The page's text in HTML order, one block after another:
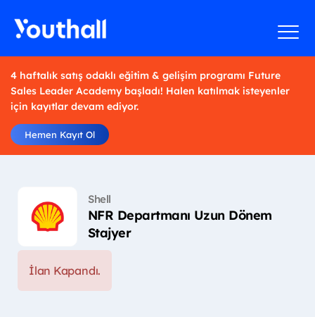
4 haftalık satış odaklı eğitim & gelişim programı Future
Sales Leader Academy başladı! Halen katılmak isteyenler
için kayıtlar devam ediyor.
Hemen Kayıt Ol
Shell
NFR Departmanı Uzun Dönem
Stajyer
İlan Kapandı.